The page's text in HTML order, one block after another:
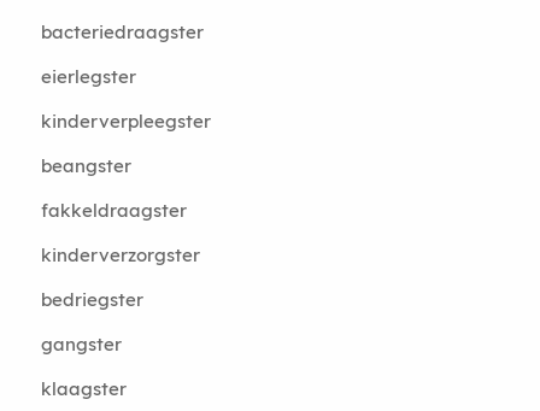
bacteriedraagster
eierlegster
kinderverpleegster
beangster
fakkeldraagster
kinderverzorgster
bedriegster
gangster
klaagster